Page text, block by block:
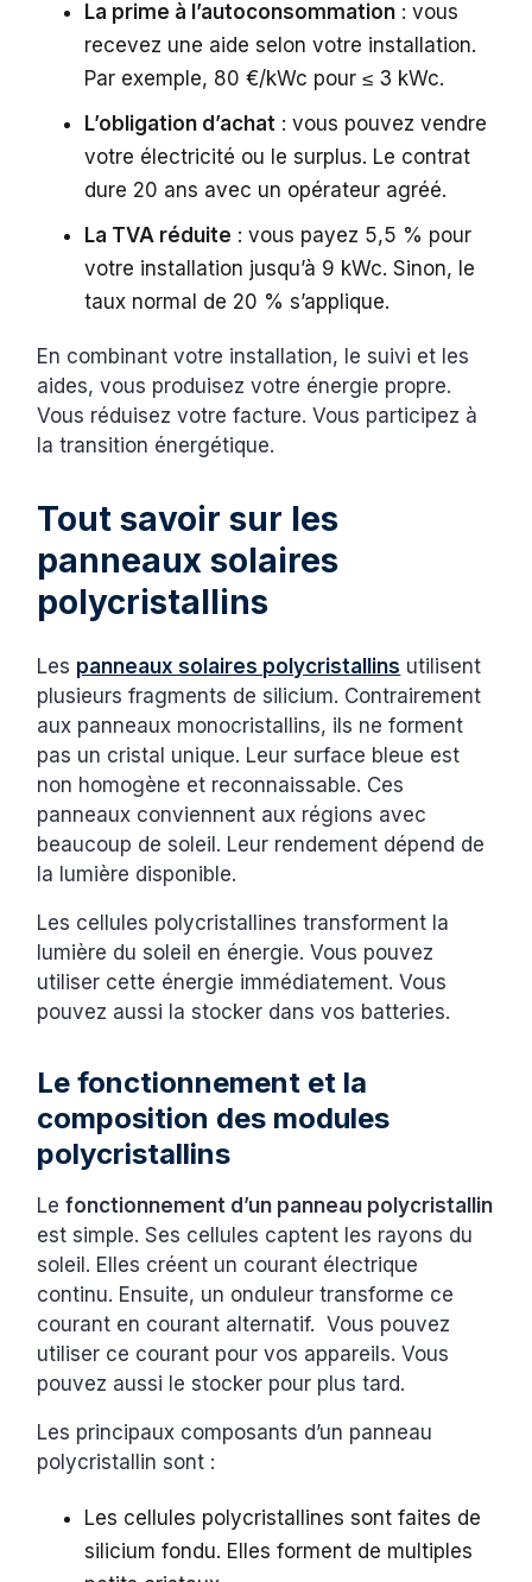
La prime à l’autoconsommation : vous
recevez une aide selon votre installation.
Par exemple, 80 €/kWc pour ≤ 3 kWc.
L’obligation d’achat : vous pouvez vendre
votre électricité ou le surplus. Le contrat
dure 20 ans avec un opérateur agréé.
La TVA réduite : vous payez 5,5 % pour
votre installation jusqu’à 9 kWc. Sinon, le
taux normal de 20 % s’applique.
En combinant votre installation, le suivi et les
aides, vous produisez votre énergie propre.
Vous réduisez votre facture. Vous participez à
la transition énergétique.
Tout savoir sur les
panneaux solaires
polycristallins
Les panneaux solaires polycristallins utilisent
plusieurs fragments de silicium. Contrairement
aux panneaux monocristallins, ils ne forment
pas un cristal unique. Leur surface bleue est
non homogène et reconnaissable. Ces
panneaux conviennent aux régions avec
beaucoup de soleil. Leur rendement dépend de
la lumière disponible.
Les cellules polycristallines transforment la
lumière du soleil en énergie. Vous pouvez
utiliser cette énergie immédiatement. Vous
pouvez aussi la stocker dans vos batteries.
Le fonctionnement et la
composition des modules
polycristallins
Lefonctionnement d’un panneau polycristallin
est simple. Ses cellules captent les rayons du
soleil. Elles créent un courant électrique
continu. Ensuite, un onduleur transforme ce
courant en courant alternatif. Vous pouvez
utiliser ce courant pour vos appareils. Vous
pouvez aussi le stocker pour plus tard.
Les principaux composants d’un panneau
polycristallin sont :
Les cellules polycristallines sont faites de
silicium fondu. Elles forment de multiples